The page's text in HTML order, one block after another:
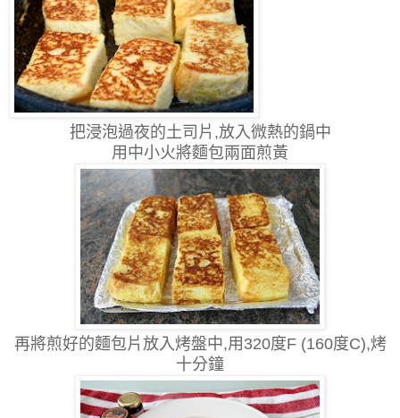
把浸泡過夜的土司片,放入微熱的鍋中
用中小火將麵包兩面煎黃
再將煎好的麵包片放入烤盤中,用320度F (160度C),烤
十分鐘